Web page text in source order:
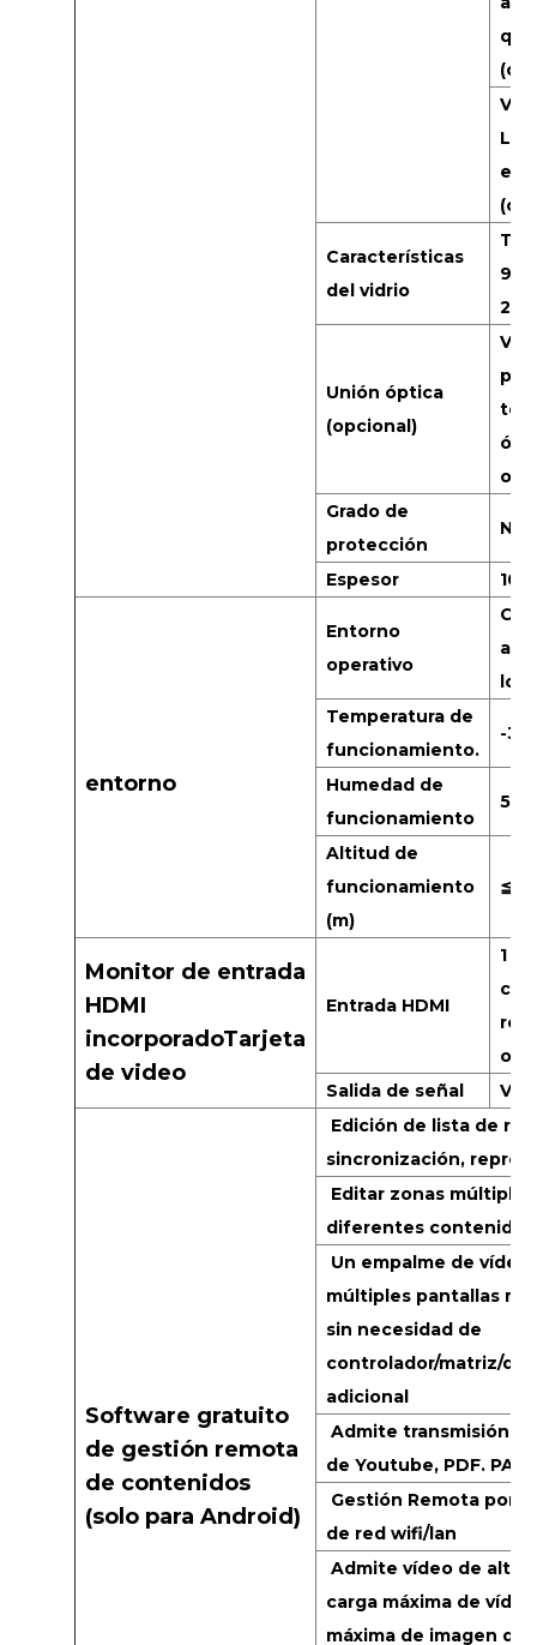
es
Características
del vidrio
2%
Unión óptica
(opcional)
Grado de
protección
No
Espesor
entorno
Entorno
operativo
los
Temperatura de
funcionamiento.
-
Humedad de
funcionamiento
Altitud de
funcionamiento
(m)
Monitor de entrada
HDMI
incorporadoTarjeta
de video
Entrada HDMI
1
con
Salida de señal
Software gratuito
de gestión remota
de contenidos
(solo para Android)
Edición de lista de
sincronización,
Editar zonas
diferentes contenidos
Un empalme de
múltiples pantallas
sin necesidad de
controlador/matriz/
adicional
Admite transmisión
de Youtube, PDF.
Gestión Remota por
de red wifi/lan
Admite vídeo de alta
carga máxima de
máxima de imagen de